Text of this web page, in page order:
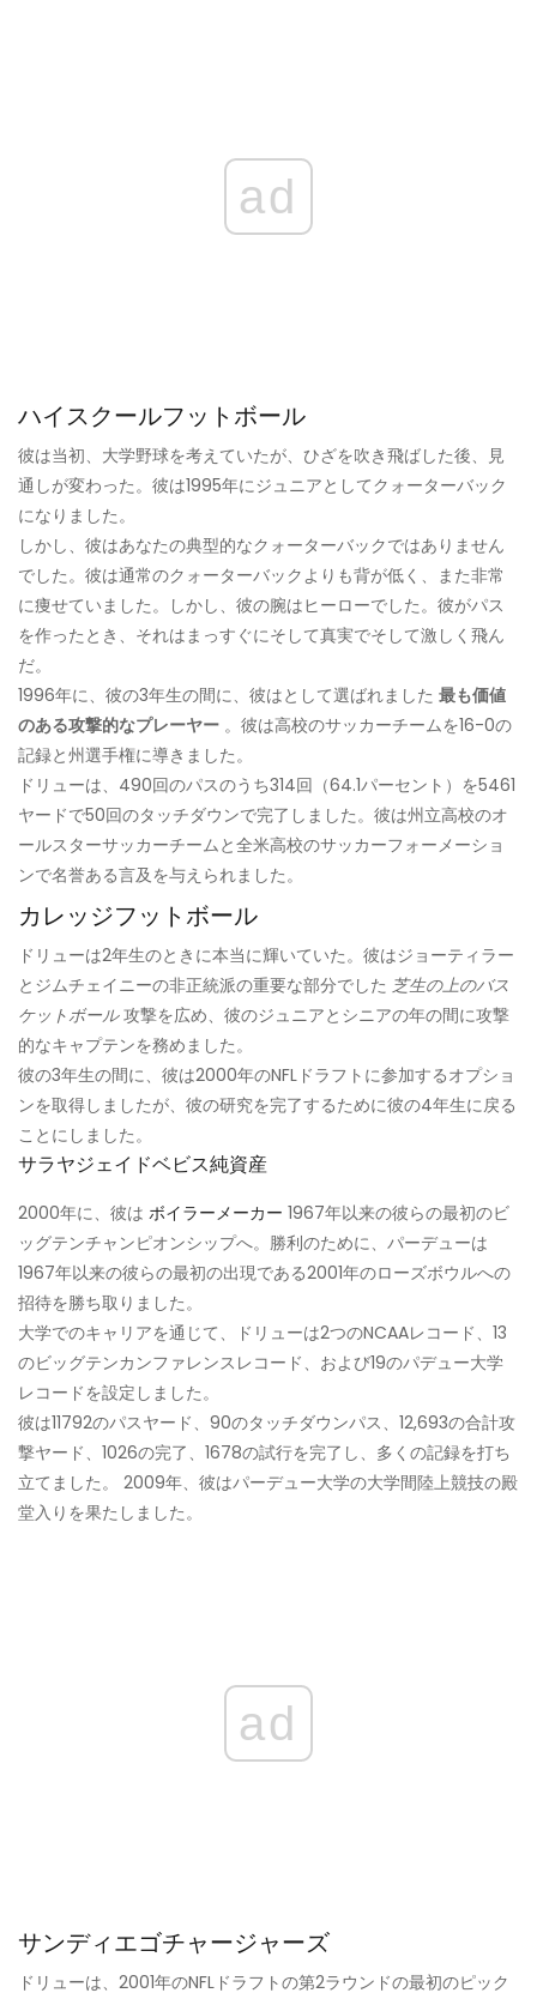
ad
ハイスクールフットボール
彼は当初、大学野球を考えていたが、ひざを吹き飛ばした後、見
通しが変わった。彼は1995年にジュニアとしてクォーターバック
になりました。
しかし、彼はあなたの典型的なクォーターバックではありません
でした。彼は通常のクォーターバックよりも背が低く、また非常
に痩せていました。しかし、彼の腕はヒーローでした。彼がパス
を作ったとき、それはまっすぐにそして真実でそして激しく飛ん
だ。
1996年に、彼の3年生の間に、彼はとして選ばれました 最も価値
のある攻撃的なプレーヤー 。彼は高校のサッカーチームを16-0の
記録と州選手権に導きました。
ドリューは、490回のパスのうち314回（64.1パーセント）を5461
ヤードで50回のタッチダウンで完了しました。彼は州立高校のオ
ールスターサッカーチームと全米高校のサッカーフォーメーショ
ンで名誉ある言及を与えられました。
カレッジフットボール
ドリューは2年生のときに本当に輝いていた。彼はジョーティラー
とジムチェイニーの非正統派の重要な部分でした 芝生の上のバス
ケットボール攻撃を広め、彼のジュニアとシニアの年の間に攻撃
的なキャプテンを務めました。
彼の3年生の間に、彼は2000年のNFLドラフトに参加するオプショ
ンを取得しましたが、彼の研究を完了するために彼の4年生に戻る
ことにしました。
サラヤジェイドベビス純資産
2000年に、彼は ボイラーメーカー 1967年以来の彼らの最初のビ
ッグテンチャンピオンシップへ。勝利のために、パーデューは
1967年以来の彼らの最初の出現である2001年のローズボウルへの
招待を勝ち取りました。
大学でのキャリアを通じて、ドリューは2つのNCAAレコード、13
のビッグテンカンファレンスレコード、および19のパデュー大学
レコードを設定しました。
彼は11792のパスヤード、90のタッチダウンパス、12,693の合計攻
撃ヤード、1026の完了、1678の試行を完了し、多くの記録を打ち
立てました。 2009年、彼はパーデュー大学の大学間陸上競技の殿
堂入りを果たしました。
ad
サンディエゴチャージャーズ
ドリューは、2001年のNFLドラフトの第2ラウンドの最初のピック